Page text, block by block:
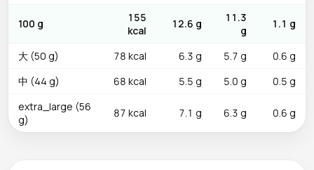
100 g
155
kcal
12.6 g
11.3
g
1.1 g
大 (50 g) 78 kcal 6.3 g 5.7 g
0.6 g
中 (44 g)
68 kcal 5.5 g 5.0 g
0.5 g
extra_large (56
g)
87 kcal 7.1 g 6.3 g 0.6 g